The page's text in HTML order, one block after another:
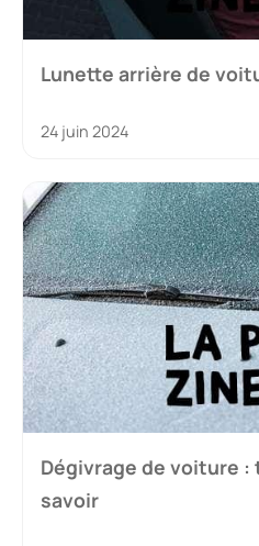
Lunette arrière de
24 juin 2024
Dégivrage de voiture :
savoir